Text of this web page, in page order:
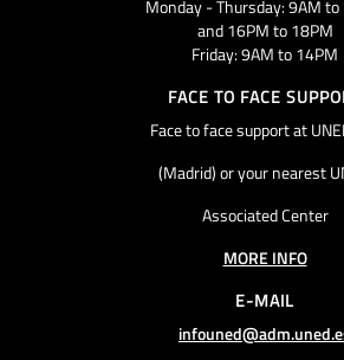
Monday - Thursday: 9AM
and 16PM to 18PM
Friday: 9AM to 14PM
FACE TO FACE
Face to face support at
(Madrid) or your nearest
Associated Center
MORE INFO
E-MAIL